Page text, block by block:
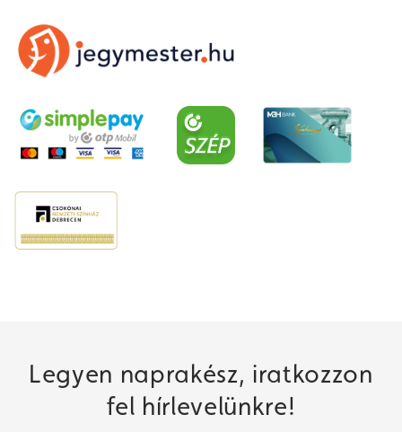
Legyen naprakész, iratkozzon
fel hírlevelünkre!